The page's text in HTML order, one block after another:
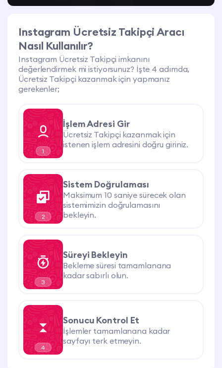
Instagram Ücretsiz Takipçi Aracı
Nasıl Kullanılır?
Instagram Ücretsiz Takipçi imkanını
değerlendirmek mi istiyorsunuz? İşte 4 adımda,
Ücretsiz Takipçi kazanmak için yapmanız
gerekenler;
1
İşlem Adresi Gir
Ücretsiz Takipçi kazanmak için
istenen işlem adresini doğru giriniz.
2
Sistem Doğrulaması
Maksimum 10 saniye sürecek olan
sistemimizin doğrulamasını
bekleyin.
3
Süreyi Bekleyin
Bekleme süresi tamamlanana
kadar sabırlı olun.
4
Sonucu Kontrol Et
İşlemler tamamlanana kadar
sayfayı terk etmeyin.